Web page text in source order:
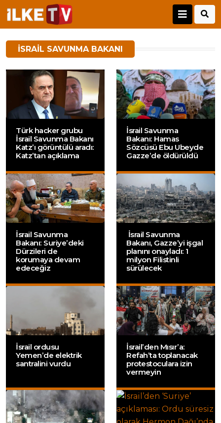
İSRAIL SAVUNMA BAKANI
Türk hacker grubu
İsrail Savunma Bakanı
Katz’ı görüntülü aradı:
Katz’tan açıklama
İsrail Savunma
Bakanı: Hamas
Sözcüsü Ebu Ubeyde
Gazze’de öldürüldü
İsrail Savunma
Bakanı: Suriye’deki
Dürzileri de
korumaya devam
edeceğiz
İsrail Savunma
Bakanı, Gazze’yi işgal
planını onayladı: 1
milyon Filistinli
sürülecek
İsrail ordusu
Yemen’de elektrik
santralini vurdu
İsrail’den Mısır’a:
Refah’ta toplanacak
protestoculara izin
vermeyin